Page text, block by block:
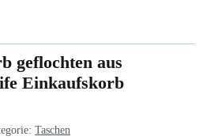
geflochten aus
Einkaufskorb
Taschen